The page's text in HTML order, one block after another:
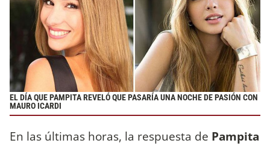
EL DÍA QUE PAMPITA REVELÓ QUE PASARÍA UNA NOCHE DE PASIÓN CON
MAURO ICARDI
En las últimas horas, la respuesta de Pampita